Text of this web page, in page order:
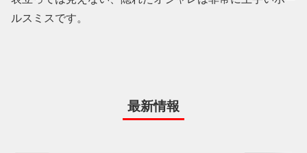
ルスミスです。
最新情報